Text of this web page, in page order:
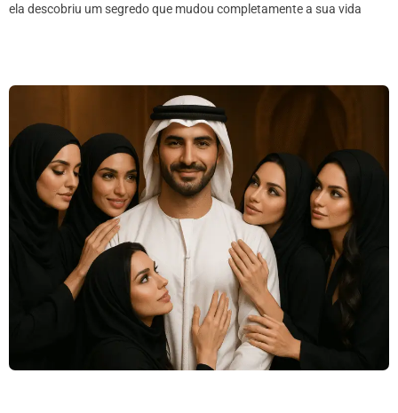
ela descobriu um segredo que mudou completamente a sua vida